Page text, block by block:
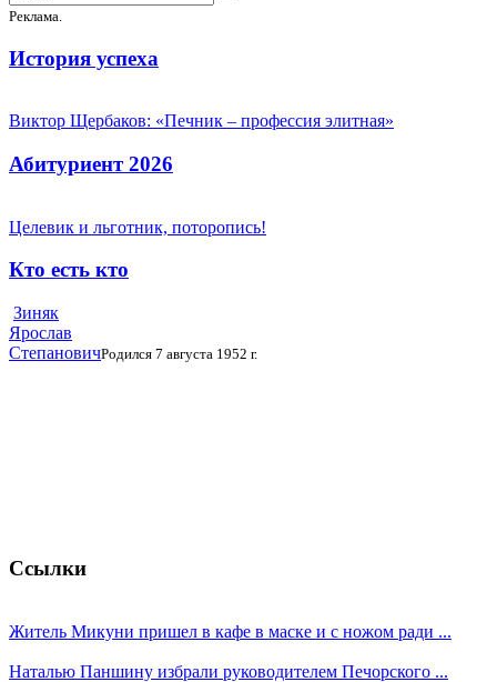
Реклама.
История успеха
Виктор Щербаков: «Печник – профессия элитная»
Абитуриент 2026
Целевик и льготник, поторопись!
Кто есть кто
Зиняк
Ярослав
СтепановичРодился 7 августа 1952 г.
Ссылки
Житель Микуни пришел в кафе в маске и с ножом ради ...
Наталью Паншину избрали руководителем Печорского ...